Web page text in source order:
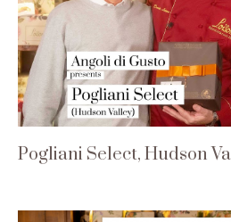
Pogliani Select, Hudson